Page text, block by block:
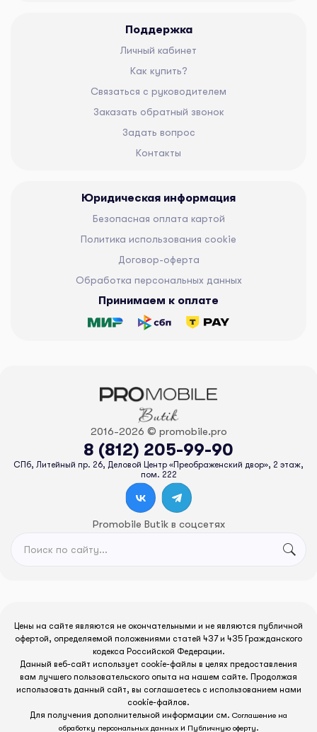
Поддержка
Личный кабинет
Как купить?
Связаться с руководителем
Заказать обратный звонок
Задать вопрос
Контакты
Юридическая информация
Безопасная оплата картой
Политика использования cookie
Договор-оферта
Обработка персональных данных
Принимаем к оплате
2016-2026 © promobile.pro
8 (812) 205-99-90
СПб, Литейный пр. 26, Деловой Центр «Преображенский двор», 2 этаж,
пом. 222
Promobile Butik в соцсетях
Цены на сайте являются не окончательными и не являются публичной
офертой, определяемой положениями статей 437 и 435 Гражданского
кодекса Российской Федерации.
Данный веб-сайт использует cookie-файлы в целях предоставления
вам лучшего пользовательского опыта на нашем сайте. Продолжая
использовать данный сайт, вы соглашаетесь с использованием нами
cookie-файлов.
Для получения дополнительной информации см. Соглашение на
обработку персональных данныхи Публичную оферту.